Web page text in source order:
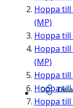
Hoppa till
(MP)
Hoppa till
Hoppa till
(MP)
Hoppa till
Hoppa till
Hoppa till